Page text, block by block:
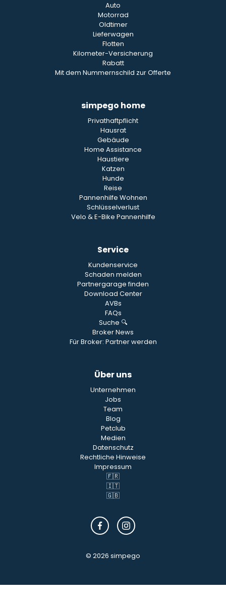
Auto
Motorrad
Oldtimer
Lieferwagen
Flotten
Kilometer-Versicherung
Rabatt
Mit dem Nummernschild zur Offerte
simpego home
Privathaftpflicht
Hausrat
Gebäude
Home Assistance
Haustiere
Katzen
Hunde
Reise
Pannenhilfe Wohnen
Schlüsselverlust
Velo & E-Bike Pannenhilfe
Service
Kundenservice
Schaden melden
Partnergarage finden
Download Center
AVBs
FAQs
Suche 🔍
Broker News
Für Broker: Partner werden
Über uns
Unternehmen
Jobs
Team
Blog
Petclub
Medien
Datenschutz
Rechtliche Hinweise
Impressum
🇫🇷
🇮🇹
🇬🇧
© 2026 simpego